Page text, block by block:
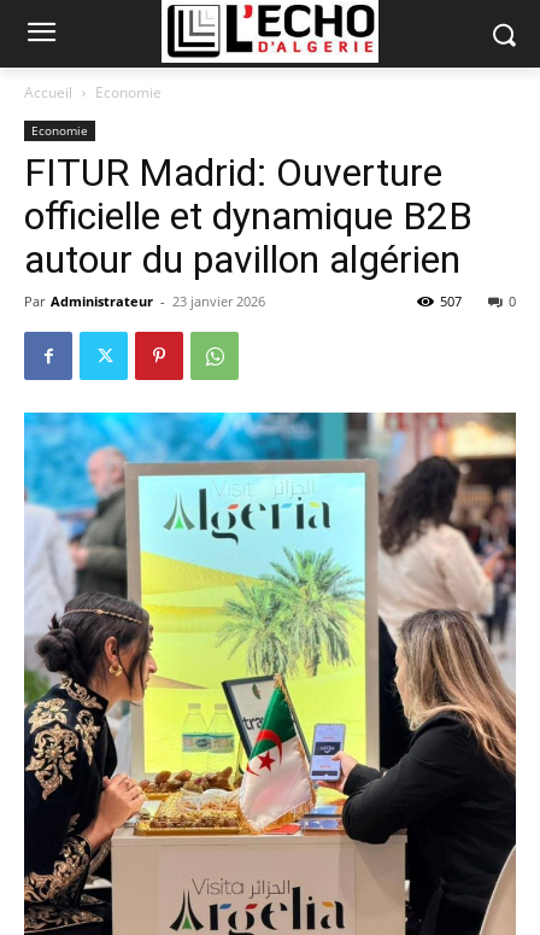
Accueil Economie
Economie
FITUR Madrid: Ouverture
officielle et dynamique B2B
autour du pavillon algérien
Par Administrateur - 23 janvier 2026 0
507